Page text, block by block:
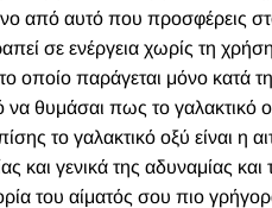
από αυτό που προσφέρεις
σε ενέργεια χωρίς τη
οποίο παράγεται μόνο κατά
να θυμάσαι πως το
το γαλακτικό οξύ είναι η
γενικά της αδυναμίας και
του αίματός σου πιο